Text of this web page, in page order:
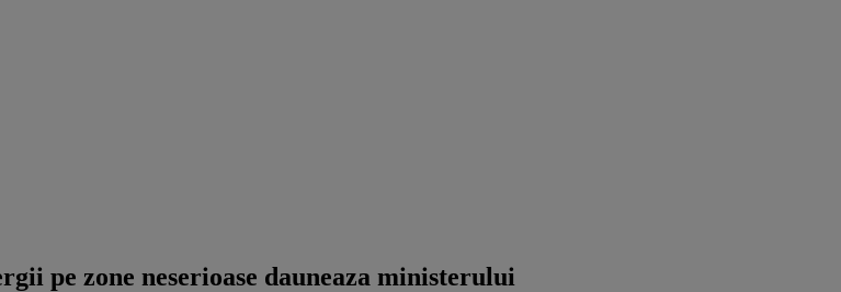
pe zone neserioase dauneaza ministerului